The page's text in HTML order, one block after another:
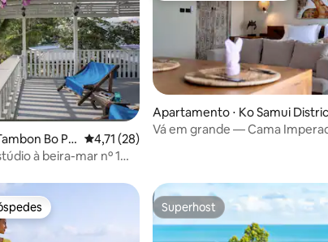
5, 126 avaliações
Bo Pu 4,71 de uma avaliação média de 5, 28
4,71 (28)
à beira-mar nº 1
Apartamento ⋅ Ko Samui
Vá em grande — Cama
Superhost
Superhost